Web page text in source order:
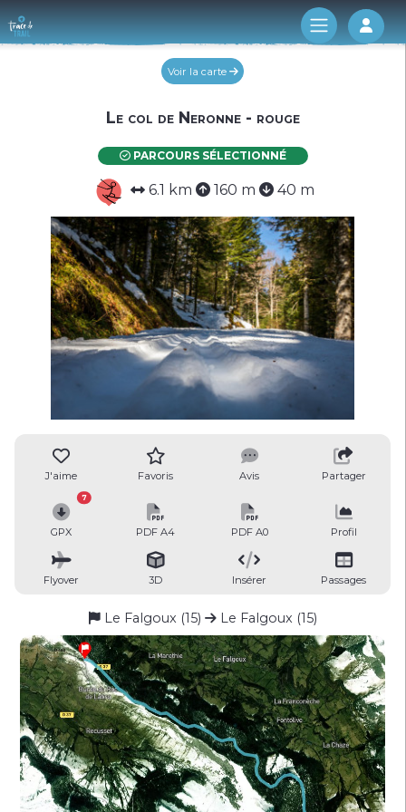
Log
Voir la carte
Le col de Neronne - rouge
PARCOURS SÉLECTIONNÉ
6.1 km 160 m 40 m
J'aime Favoris Avis Partager
GPX
7
PDF A4 PDF A0 Profil
Flyover 3D Insérer Passages
Le Falgoux (15) Le Falgoux (15)